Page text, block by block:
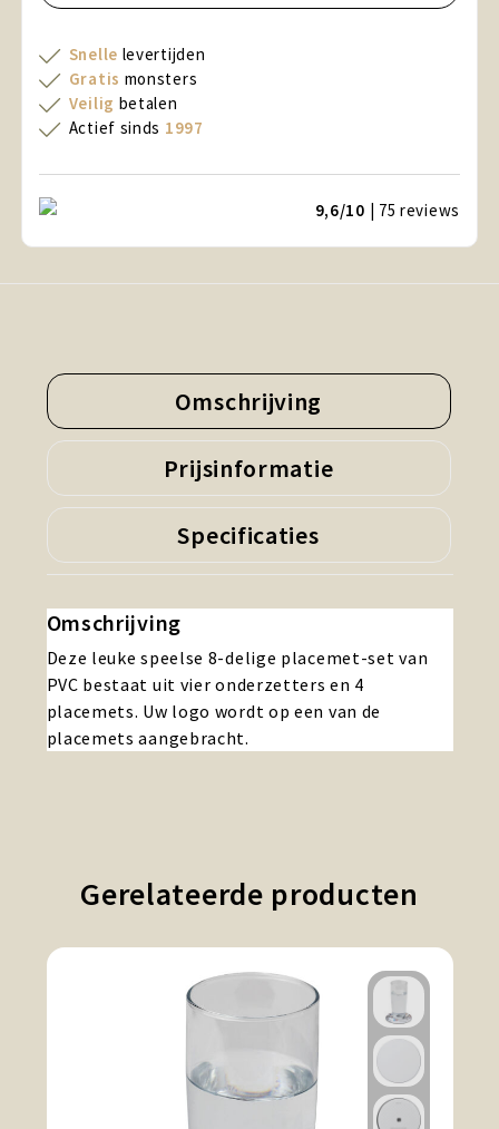
Snelle levertijden
Gratis monsters
Veilig betalen
Actief sinds 1997
9,6/10 | 75reviews
Omschrijving
Prijsinformatie
Specificaties
Omschrijving
Deze leuke speelse 8-delige placemet-set van
PVC bestaat uit vier onderzetters en 4
placemets. Uw logo wordt op een van de
placemets aangebracht.
Gerelateerde producten